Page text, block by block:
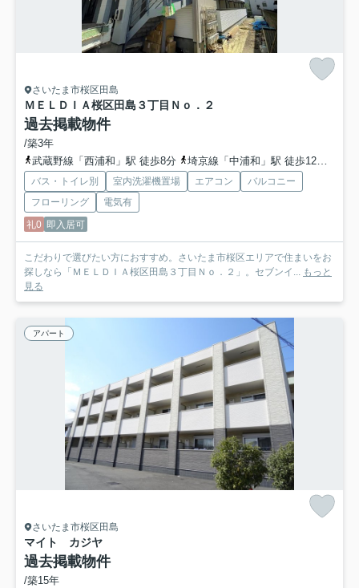
さいたま市桜区田島
ＭＥＬＤＩＡ桜区田島３丁目Ｎｏ．２
過去掲載物件
/築3年
武蔵野線「西浦和」駅 徒歩8分
埼京線「中浦和」駅 徒歩12分
バス・トイレ別 室内洗濯機置場 エアコン
バルコニー
フローリング
電気有
礼0 即入居可
こだわりで選びたい方におすすめ。さいたま市桜区エリアで住まいをお
探しなら「ＭＥＬＤＩＡ桜区田島３丁目Ｎｏ．２」。セブンイ... もっと
見る
アパート
さいたま市桜区田島
マイト カジヤ
過去掲載物件
/築15年